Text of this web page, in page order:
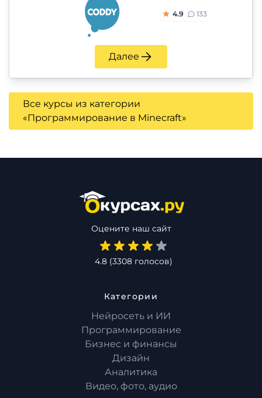
4.9 133
Далее
Все курсы из категории
«Программирование в Minecraft»
Оцените наш сайт
4.8(3308голосов)
Категории
Нейросеть и ИИ
Программирование
Бизнес и финансы
Дизайн
Аналитика
Видео, фото, аудио